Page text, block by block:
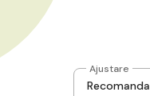
Ajustare